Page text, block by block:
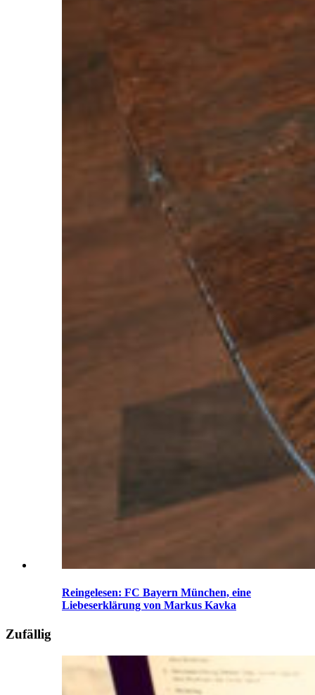
Reingelesen: FC Bayern München, eine
Liebeserklärung von Markus Kavka
Zufällig